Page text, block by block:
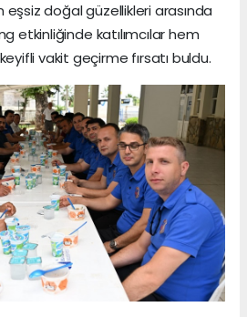
eşsiz doğal güzellikleri arasında
etkinliğinde katılımcılar hem
vakit geçirme fırsatı buldu.